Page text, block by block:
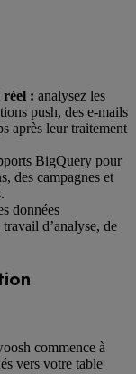
réel : analysez les
push, des e-mails
après leur traitement
BigQuery pour
des campagnes et
données
d’analyse, de
commence à
vers votre table